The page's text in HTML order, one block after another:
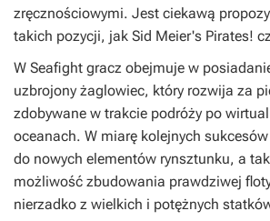
zręcznościowymi. Jest ciekawą
takich pozycji, jak Sid Meier's Pirates!
W Seafight gracz obejmuje w
uzbrojony żaglowiec, który rozwija za
zdobywane w trakcie podróży po
oceanach. W miarę kolejnych
do nowych elementów rynsztunku, a
możliwość zbudowania prawdziwej
nierzadko z wielkich i potężnych